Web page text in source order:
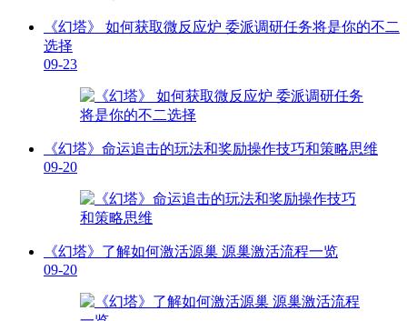
《幻塔》 如何获取微反应炉 委派调研任务将是你的不二
选择
09-23
《幻塔》命运追击的玩法和奖励操作技巧和策略思维
09-20
《幻塔》了解如何激活源巢 源巢激活流程一览
09-20